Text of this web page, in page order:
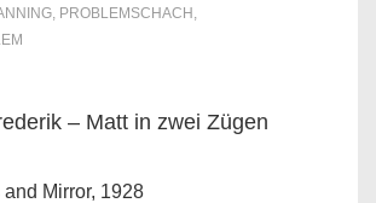
, PROBLEMSCHACH ,
– Matt in zwei Zügen
Mirror, 1928